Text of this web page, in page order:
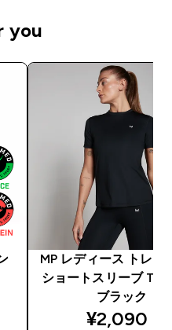
you
MP レディース トレー
ショートスリーブ Tシ
ブラック
¥2,090‎